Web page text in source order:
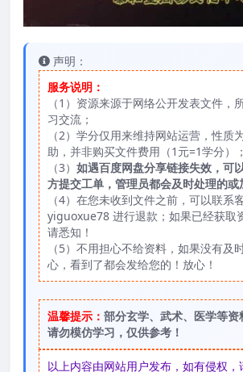
声明：
服务说明：
（1）资源来源于网络公开发表文件，
习交流；
（2）学分仅用来维持网站运营，性质
助，并非购买文件费用（1元=1学分）；
（3） 如遇百度网盘分享链接失效，可
方提交工单，管理员都会及时处理的或
（4）在您未收到文件之前，可以联系
yiguoxue78 进行退款；如果已经获取
请悉知！
（5）不用担心不给资料，如果没有及
心，看到了都会发给您的！放心！
温馨提示： 部分玄学、武术、医学等资
请勿模仿学习，仅供参考！
以上内容由网站用户发布，如有侵权，